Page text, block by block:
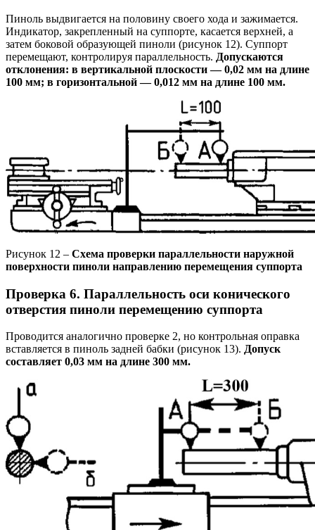
Пиноль выдвигается на половину своего хода и зажимается.
Индикатор, закрепленный на суппорте, касается верхней, а
затем боковой образующей пиноли (рисунок 12). Суппорт
перемещают, контролируя параллельность. Допускаются
отклонения: в вертикальной плоскости — 0,02 мм на длине
100 мм; в горизонтальной — 0,012 мм на длине 100 мм.
Рисунок 12 – Схема проверки параллельности наружной
поверхности пиноли направлению перемещения суппорта
Проверка 6. Параллельность оси конического
отверстия пиноли перемещению суппорта
Проводится аналогично проверке 2, но контрольная оправка
вставляется в пиноль задней бабки (рисунок 13). Допуск
составляет 0,03 мм на длине 300 мм.